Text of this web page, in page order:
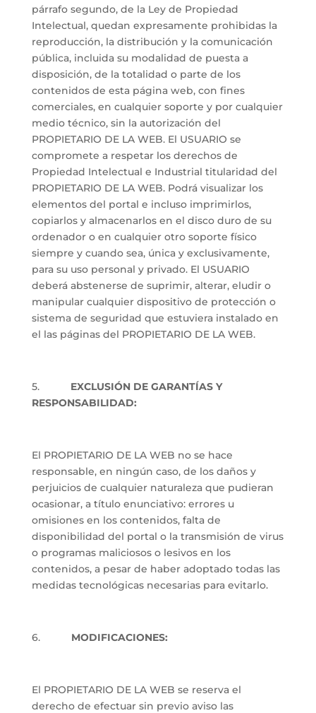
párrafo segundo, de la Ley de Propiedad
Intelectual, quedan expresamente prohibidas la
reproducción, la distribución y la comunicación
pública, incluida su modalidad de puesta a
disposición, de la totalidad o parte de los
contenidos de esta página web, con fines
comerciales, en cualquier soporte y por cualquier
medio técnico, sin la autorización del
PROPIETARIO DE LA WEB. El USUARIO se
compromete a respetar los derechos de
Propiedad Intelectual e Industrial titularidad del
PROPIETARIO DE LA WEB. Podrá visualizar los
elementos del portal e incluso imprimirlos,
copiarlos y almacenarlos en el disco duro de su
ordenador o en cualquier otro soporte físico
siempre y cuando sea, única y exclusivamente,
para su uso personal y privado. El USUARIO
deberá abstenerse de suprimir, alterar, eludir o
manipular cualquier dispositivo de protección o
sistema de seguridad que estuviera instalado en
el las páginas del PROPIETARIO DE LA WEB.
5. EXCLUSIÓN DE GARANTÍAS Y
RESPONSABILIDAD:
El PROPIETARIO DE LA WEB no se hace
responsable, en ningún caso, de los daños y
perjuicios de cualquier naturaleza que pudieran
ocasionar, a título enunciativo: errores u
omisiones en los contenidos, falta de
disponibilidad del portal o la transmisión de virus
o programas maliciosos o lesivos en los
contenidos, a pesar de haber adoptado todas las
medidas tecnológicas necesarias para evitarlo.
6. MODIFICACIONES:
El PROPIETARIO DE LA WEB se reserva el
derecho de efectuar sin previo aviso las